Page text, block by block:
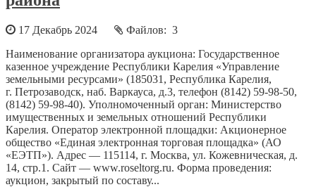
17 Декабрь 2024
Файлов: 3
Наименование организатора аукциона: Государственное
казенное учреждение Республики Карелия «Управление
земельными ресурсами» (185031, Республика Карелия,
г. Петрозаводск, наб. Варкауса, д.3, телефон (8142) 59-98-50,
(8142) 59-98-40). Уполномоченный орган: Министерство
имущественных и земельных отношений Республики
Карелия. Оператор электронной площадки: Акционерное
общество «Единая электронная торговая площадка» (АО
«ЕЭТП»). Адрес — 115114, г. Москва, ул. Кожевническая, д.
14, стр.1. Сайт — www.roseltorg.ru. Форма проведения:
аукцион, закрытый по составу...